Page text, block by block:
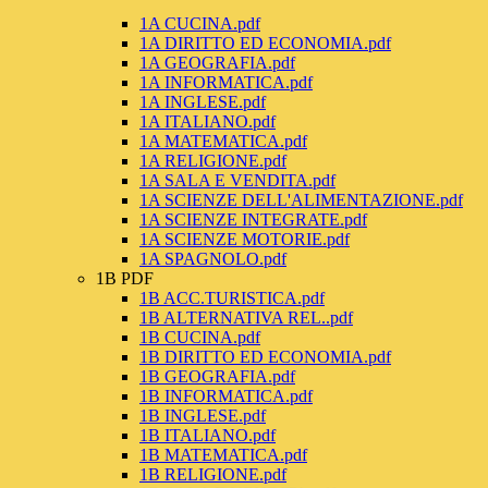
1A CUCINA.pdf
1A DIRITTO ED ECONOMIA.pdf
1A GEOGRAFIA.pdf
1A INFORMATICA.pdf
1A INGLESE.pdf
1A ITALIANO.pdf
1A MATEMATICA.pdf
1A RELIGIONE.pdf
1A SALA E VENDITA.pdf
1A SCIENZE DELL'ALIMENTAZIONE.pdf
1A SCIENZE INTEGRATE.pdf
1A SCIENZE MOTORIE.pdf
1A SPAGNOLO.pdf
1B PDF
1B ACC.TURISTICA.pdf
1B ALTERNATIVA REL..pdf
1B CUCINA.pdf
1B DIRITTO ED ECONOMIA.pdf
1B GEOGRAFIA.pdf
1B INFORMATICA.pdf
1B INGLESE.pdf
1B ITALIANO.pdf
1B MATEMATICA.pdf
1B RELIGIONE.pdf